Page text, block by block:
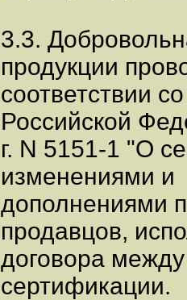
3.3.
продукции
соответствии
Российской
г. N 5151-1 "О
изменениями и
дополнениями
продавцов,
договора
сертификации.